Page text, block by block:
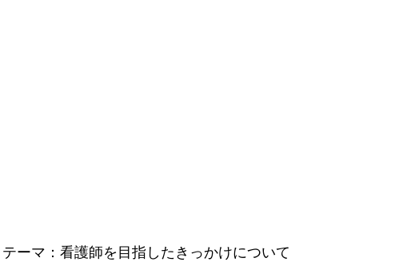
テーマ：看護師を目指したきっかけについて